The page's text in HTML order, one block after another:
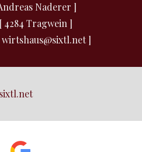
Naderer ]
Tragwein ]
wirtshaus@sixtl.net ]